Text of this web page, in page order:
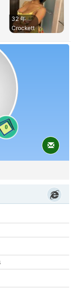
32 年
Crockett
0